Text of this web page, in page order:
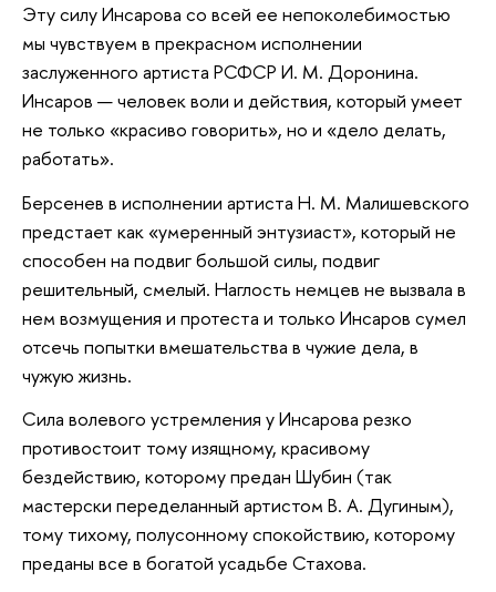
Эту силу Инсарова со всей ее непоколебимостью
мы чувствуем в прекрасном исполнении
заслуженного артиста РСФСР И. М. Доронина.
Инсаров — человек воли и действия, который умеет
не только «красиво говорить», но и «дело делать,
работать».
Берсенев в исполнении артиста Н. М. Малишевского
предстает как «умеренный энтузиаст», который не
способен на подвиг большой силы, подвиг
решительный, смелый. Наглость немцев не вызвала в
нем возмущения и протеста и только Инсаров сумел
отсечь попытки вмешательства в чужие дела, в
чужую жизнь.
Сила волевого устремления у Инсарова резко
противостоит тому изящному, красивому
бездействию, которому предан Шубин (так
мастерски переделанный артистом В. А. Дугиным),
тому тихому, полусонному спокойствию, которому
преданы все в богатой усадьбе Стахова.